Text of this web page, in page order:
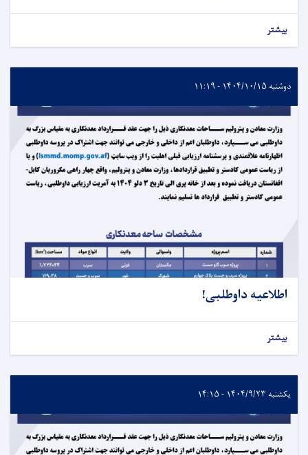
بیشتر
دوشنبه ۱۴۰۴/۱۰/۱۵ - ۱۱:۱۹
اطلاعیه داوطلبی!
بیشتر
یکشنبه ۱۴۰۴/۹/۲۳ - ۱۴:۱۵